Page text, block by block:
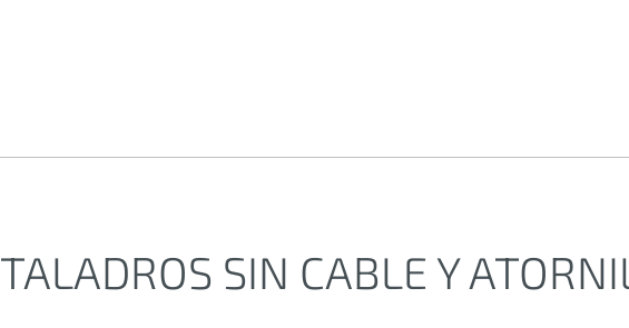
TALADROS SIN CABLE Y